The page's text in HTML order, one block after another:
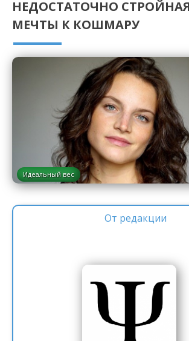
НЕДОСТАТОЧНО
МЕЧТЫ К КОШМАРУ
Идеальный вес
От редакции